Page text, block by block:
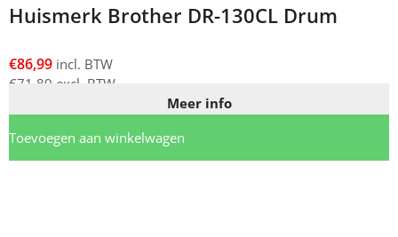
Huismerk Brother DR-130CL Drum
€86,99 incl. BTW
€71,89 excl. BTW
Meer info
Toevoegen aan winkelwagen